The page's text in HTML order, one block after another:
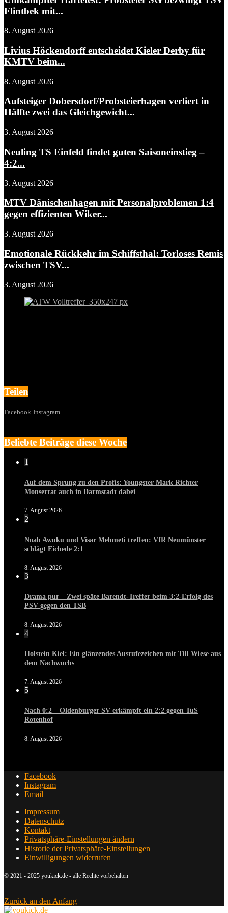
Flintbek mit...
8. August 2026
Livius Höckendorff entscheidet Kieler Derby für
KMTV beim...
8. August 2026
Aufsteiger Dobersdorf/Probsteierhagen verliert in
Hälfte zwei das Gleichgewicht...
3. August 2026
Neuling TS Einfeld findet guten Saisoneinstieg –
4:2...
3. August 2026
MTV Dänischenhagen mit Personalproblemen 1:4
gegen effizienten Wiker...
3. August 2026
Emotionale Rückkehr im Schiffsthal: Torloses Remis
zwischen TSV...
3. August 2026
Teilen
Facebook Instagram
Beliebte Beiträge diese Woche
1
Auf dem Sprung zu den Profis: Youngster Mark Richter
Monserrat auch in Darmstadt dabei
7. August 2026
2
Noah Awuku und Visar Mehmeti treffen: VfR Neumünster
schlägt Eichede 2:1
8. August 2026
3
Drama pur – Zwei späte Barendt-Treffer beim 3:2-Erfolg des
PSV gegen den TSB
8. August 2026
4
Holstein Kiel: Ein glänzendes Ausrufezeichen mit Till Wiese aus
dem Nachwuchs
7. August 2026
5
Nach 0:2 – Oldenburger SV erkämpft ein 2:2 gegen TuS
Rotenhof
8. August 2026
Facebook
Instagram
Email
Impressum
Datenschutz
Kontakt
Privatsphäre-Einstellungen ändern
Historie der Privatsphäre-Einstellungen
Einwilligungen widerrufen
© 2021 - 2025 youkick.de - alle Rechte vorbehalten
Zurück an den Anfang